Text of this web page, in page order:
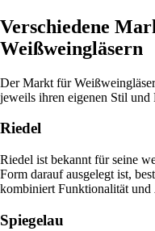
Verschiedene
Weißweingläsern
Der Markt für
jeweils ihren eigenen Stil und
Riedel
Riedel ist bekannt für seine
Form darauf ausgelegt ist,
kombiniert Funktionalität
Spiegelau